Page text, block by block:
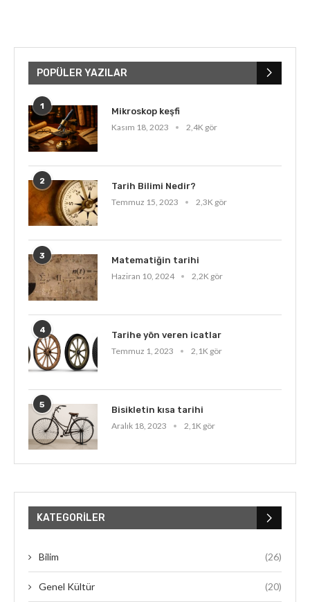
POPÜLER YAZILAR
1
Mikroskop keşfi
Kasım 18, 2023
2,4K gör
2
Tarih Bilimi Nedir?
Temmuz 15, 2023
2,3K gör
3
Matematiğin tarihi
Haziran 10, 2024
2,2K gör
4
Tarihe yön veren icatlar
Temmuz 1, 2023
2,1K gör
5
Bisikletin kısa tarihi
Aralık 18, 2023
2,1K gör
KATEGORILER
Bilim (26)
Genel Kültür (20)